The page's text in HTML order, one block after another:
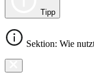
Tipp
Sektion: Wie